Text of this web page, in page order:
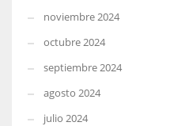
noviembre 2024
octubre 2024
septiembre 2024
agosto 2024
julio 2024